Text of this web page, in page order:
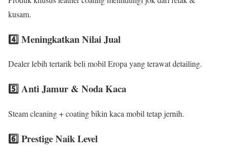
kusam.
4️⃣ Meningkatkan Nilai Jual
Dealer lebih tertarik beli mobil Eropa yang terawat detailing.
5️⃣ Anti Jamur & Noda Kaca
Steam cleaning + coating bikin kaca mobil tetap jernih.
6️⃣ Prestige Naik Level